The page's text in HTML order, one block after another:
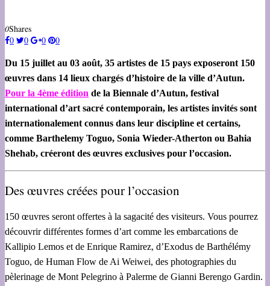
0Shares
0
0 0 0
Du 15 juillet au 03 août, 35 artistes de 15 pays exposeront 150
œuvres dans 14 lieux chargés d’histoire de la ville d’Autun.
Pour la 4ème édition de la Biennale d’Autun, festival
international d’art sacré contemporain, les artistes invités sont
internationalement connus dans leur discipline et certains,
comme Barthelemy Toguo, Sonia Wieder-Atherton ou Bahia
Shehab, créeront des œuvres exclusives pour l’occasion.
Des œuvres créées pour l’occasion
150 œuvres seront offertes à la sagacité des visiteurs. Vous pourrez
découvrir différentes formes d’art comme les embarcations de
Kallipio Lemos et de Enrique Ramirez, d’Exodus de Barthélémy
Toguo, de Human Flow de Ai Weiwei, des photographies du
pèlerinage de Mont Pelegrino à Palerme de Gianni Berengo Gardin.